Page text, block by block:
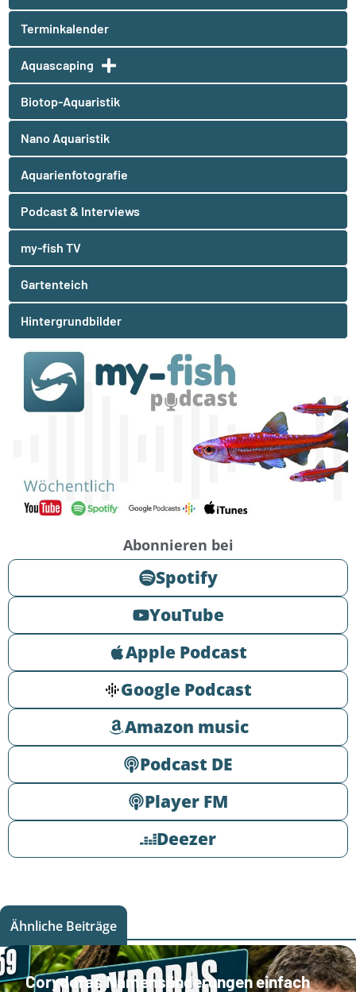
Terminkalender
Aquascaping
Biotop-Aquaristik
Nano Aquaristik
Aquarienfotografie
Podcast & Interviews
my-fish TV
Gartenteich
Hintergrundbilder
Abonnieren bei
Spotify
YouTube
Apple Podcast
Google Podcast
Amazon music
Podcast DE
Player FM
Deezer
Ähnliche Beiträge
Corydoras Namensänderungen einfach